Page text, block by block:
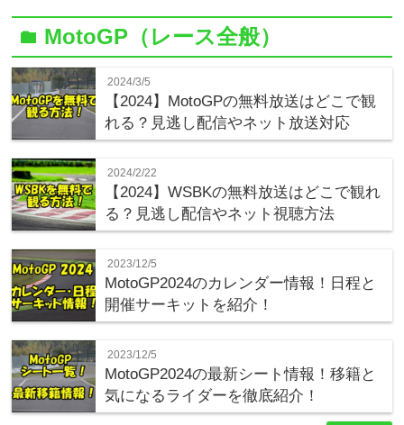
folder MotoGP（レース全般）
2024/3/5
【2024】MotoGPの無料放送はどこで観
れる？見逃し配信やネット放送対応
2024/2/22
【2024】WSBKの無料放送はどこで観れ
る？見逃し配信やネット視聴方法
2023/12/5
MotoGP2024のカレンダー情報！日程と
開催サーキットを紹介！
2023/12/5
MotoGP2024の最新シート情報！移籍と
気になるライダーを徹底紹介！